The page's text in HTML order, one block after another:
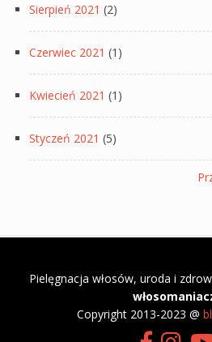
Sierpień 2021 (2)
Czerwiec 2021 (1)
Kwiecień 2021 (1)
Styczeń 2021 (5)
Pielęgnacja włosów, uroda i
​Copyright 2013-2023 @